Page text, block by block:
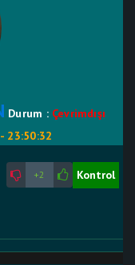
Durum : Çevrimdışı
23:50:32
+2 Kontrol